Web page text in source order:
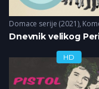
Domace serije (2021),
HD